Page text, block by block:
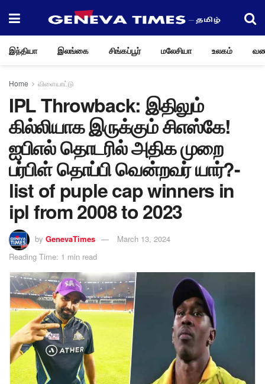
இந்தியா இலங்கை சிங்கப்பூர் மலேசியா உலகம்
Home விளையாட்டு
IPL Throwback: இதிலும்
கில்லியாக இருக்கும் சிஎஸ்கே!
ஐபிஎல் தொடரில் அதிக முறை
பர்பிள் தொப்பி வென்றவர் யார்?-
list of puple cap winners in
ipl from 2008 to 2023
by GenevaTimes
March 13, 2024
Reading Time: 1 min read